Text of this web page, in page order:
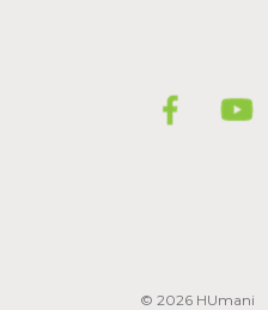
© 2026 HUmani